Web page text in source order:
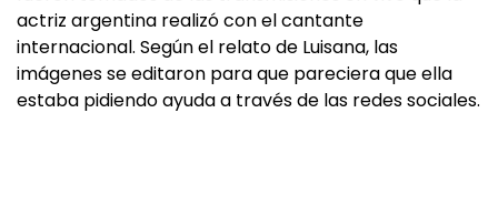
actriz argentina realizó con el cantante
internacional. Según el relato de Luisana, las
imágenes se editaron para que pareciera que ella
estaba pidiendo ayuda a través de las redes sociales.